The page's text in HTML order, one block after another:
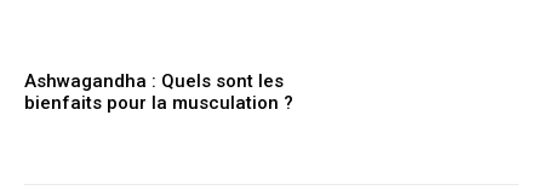
Ashwagandha : Quels sont les
bienfaits pour la musculation ?